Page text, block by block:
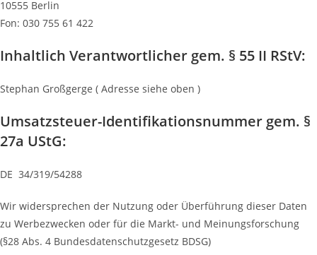
10555 Berlin
Fon: 030 755 61 422
Inhaltlich Verantwortlicher gem. § 55 II RStV:
Stephan Großgerge ( Adresse siehe oben )
Umsatzsteuer-Identifikationsnummer gem. §
27a UStG:
DE 34/319/54288
Wir widersprechen der Nutzung oder Überführung dieser Daten
zu Werbezwecken oder für die Markt- und Meinungsforschung
(§28 Abs. 4 Bundesdatenschutzgesetz BDSG)